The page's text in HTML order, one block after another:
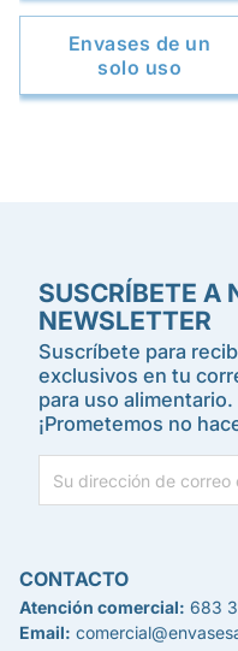
Envases de un
solo uso
SUSCRÍBETE A
NEWSLETTER
Suscríbete para
exclusivos en tu
para uso alimentario.
¡Prometemos no
CONTACTO
Atención comercial: 683
Email: